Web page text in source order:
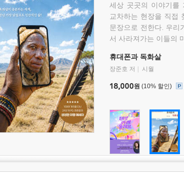
세상 곳곳의 이야기를
교차하는 현장을 직접
문장으로 전한다. 우리
서 사라져가는 이들의
휴대폰과 독화살
장준호 저 시월
18,000원 (10% 할인)